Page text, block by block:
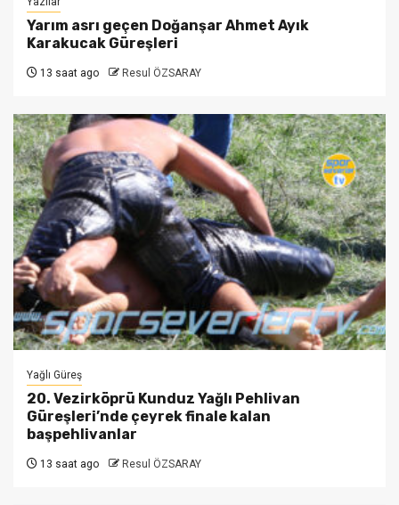
Yarım asrı geçen Doğanşar Ahmet Ayık
Karakucak Güreşleri
13 saat ago Resul ÖZSARAY
Yağlı Güreş
20. Vezirköprü Kunduz Yağlı Pehlivan
Güreşleri’nde çeyrek finale kalan
başpehlivanlar
13 saat ago Resul ÖZSARAY